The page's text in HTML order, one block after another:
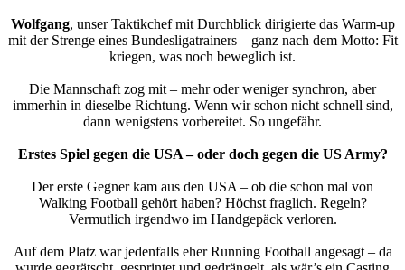
Wolfgang, unser Taktikchef mit Durchblick dirigierte das Warm-up
mit der Strenge eines Bundesligatrainers – ganz nach dem Motto: Fit
kriegen, was noch beweglich ist.
Die Mannschaft zog mit – mehr oder weniger synchron, aber
immerhin in dieselbe Richtung. Wenn wir schon nicht schnell sind,
dann wenigstens vorbereitet. So ungefähr.
Erstes Spiel gegen die USA – oder doch gegen die US Army?
Der erste Gegner kam aus den USA – ob die schon mal von
Walking Football gehört haben? Höchst fraglich. Regeln?
Vermutlich irgendwo im Handgepäck verloren.
Auf dem Platz war jedenfalls eher Running Football angesagt – da